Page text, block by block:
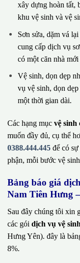
xây dựng hoàn tất,
khu vệ sinh và vệ
Sơn sửa, dặm vá
cung cấp dịch vụ
có một căn nhà
Vệ sinh, dọn dẹp
vụ vệ sinh, dọn
một thời gian dài.
Các hạng mục vệ sinh
muốn đầy đủ, cụ thể
0388.444.445 để có
phận, mỗi bước vệ
Bảng báo giá
Nam Tiên Hưng
Sau đây chúng tôi xin
các gói dịch vụ vệ
Hưng Yên). đây là
8%.